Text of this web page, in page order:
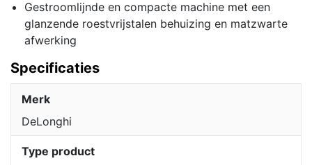
Gestroomlijnde en compacte machine met een
glanzende roestvrijstalen behuizing en matzwarte
afwerking
Specificaties
Merk
DeLonghi
Type product